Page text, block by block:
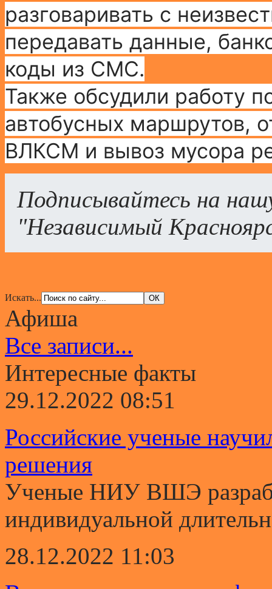
разговаривать с
передавать данные,
коды из СМС.
Также обсудили работу
автобусных маршрутов,
ВЛКСМ и вывоз мусора
Подписывайтесь на
"Независимый
Искать...
Афиша
Все записи...
Интересные факты
29.12.2022 08:51
Российские ученые
решения
Ученые НИУ ВШЭ
индивидуальной
28.12.2022 11:03